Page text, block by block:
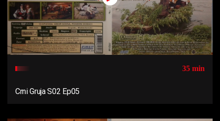
35 min
Crni Gruja S02 Ep05